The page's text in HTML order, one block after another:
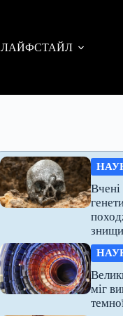
ЛАЙФСТАЙЛ
міг